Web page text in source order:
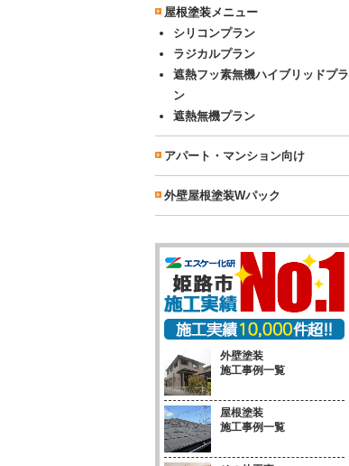
屋根塗装メニュー
シリコンプラン
ラジカルプラン
遮熱フッ素無機ハイブリッドプラ
ン
遮熱無機プラン
アパート・マンション向け
外壁屋根塗装Wパック
外壁塗装
施工事例一覧
屋根塗装
施工事例一覧